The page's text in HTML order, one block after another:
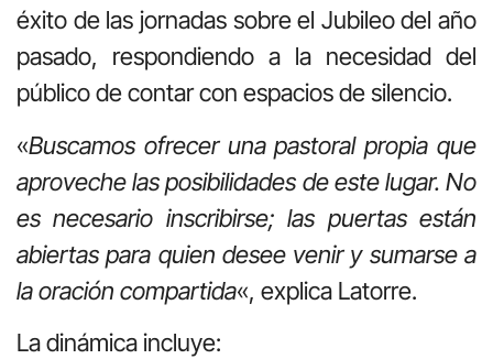
éxito de las jornadas sobre el Jubileo del año
pasado, respondiendo a la necesidad del
público de contar con espacios de silencio.
«Buscamos ofrecer una pastoral propia que
aproveche las posibilidades de este lugar. No
es necesario inscribirse; las puertas están
abiertas para quien desee venir y sumarse a
la oración compartida«, explica Latorre.
La dinámica incluye: